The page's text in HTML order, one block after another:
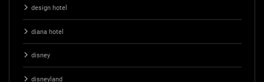
design hotel
diana hotel
disney
disneyland